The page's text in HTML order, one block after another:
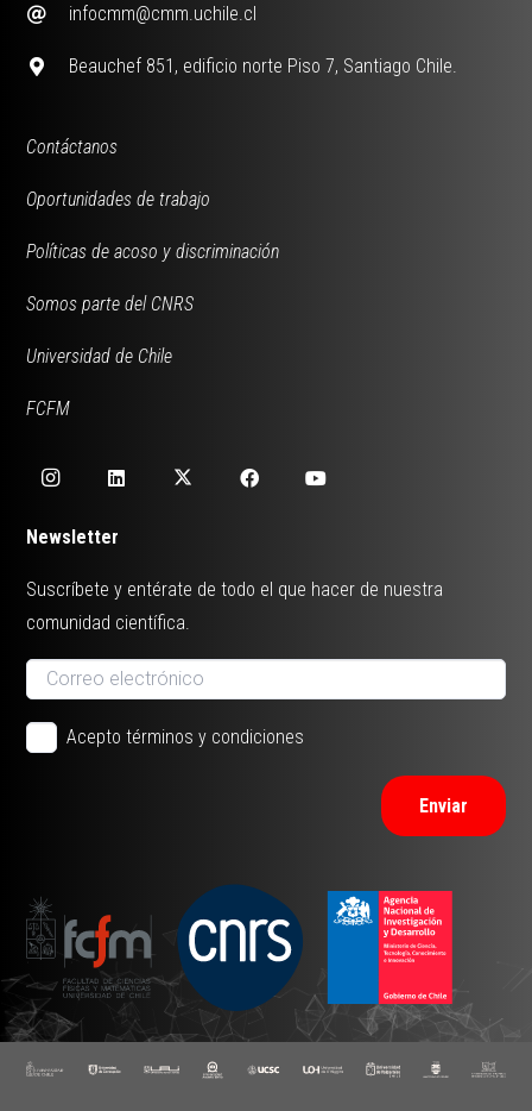
infocmm@cmm.uchile.cl
Beauchef 851, edificio norte Piso 7, Santiago Chile.
Contáctanos
Oportunidades de trabajo
Políticas de acoso y discriminación
Somos parte del CNRS
Universidad de Chile
FCFM
Newsletter
Suscríbete y entérate de todo el que hacer de nuestra
comunidad científica.
Acepto términos y condiciones
Enviar